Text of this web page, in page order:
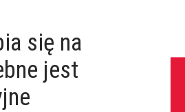
się na
jest